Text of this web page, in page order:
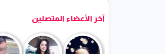
آخر الأعضاء المتصلين